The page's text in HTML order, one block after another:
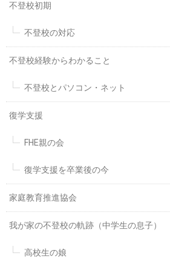
不登校初期
不登校の対応
不登校経験からわかること
不登校とパソコン・ネット
復学支援
FHE親の会
復学支援を卒業後の今
家庭教育推進協会
我が家の不登校の軌跡（中学生の息子）
高校生の娘